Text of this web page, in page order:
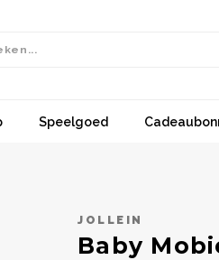
Speelgoed
JOLLEIN
Baby